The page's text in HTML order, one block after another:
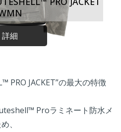
詳細
PRO JACKET”の最大の特徴
Proラミネート防水メ
、